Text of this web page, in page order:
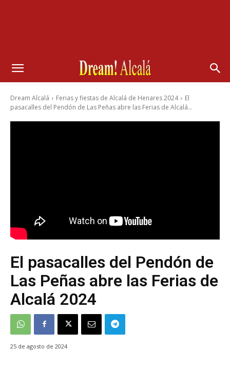
Dream Alcalá Ferias y fiestas de Alcalá de Henares 2024
El
pasacalles del Pendón de Las Peñas abre las Ferias de Alcalá...
El pasacalles del Pendón de
Las Peñas abre las Ferias de
Alcalá 2024
25 de agosto de 2024